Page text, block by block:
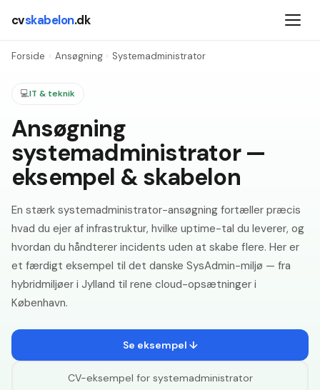
cvskabelon.dk
Forside › Ansøgning › Systemadministrator
💻IT & teknik
Ansøgning
systemadministrator —
eksempel & skabelon
En stærk systemadministrator-ansøgning fortæller præcis
hvad du ejer af infrastruktur, hvilke uptime-tal du leverer, og
hvordan du håndterer incidents uden at skabe flere. Her er
et færdigt eksempel til det danske SysAdmin-miljø — fra
hybridmiljøer i Jylland til rene cloud-opsætninger i
København.
Se eksempel ↓
CV-eksempel for systemadministrator